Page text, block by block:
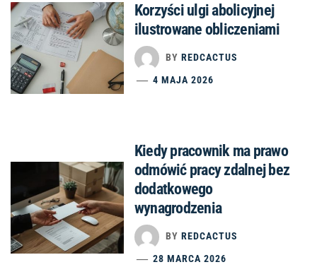
Korzyści ulgi abolicyjnej
ilustrowane obliczeniami
BY REDCACTUS
4 MAJA 2026
Kiedy pracownik ma prawo
odmówić pracy zdalnej bez
dodatkowego
wynagrodzenia
BY REDCACTUS
28 MARCA 2026